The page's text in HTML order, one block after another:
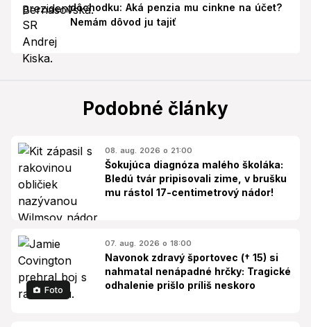
dôchodku: Aká penzia mu cinkne na účet?
Nemám dôvod ju tajiť
Podobné články
08. aug. 2026 o 21:00
Šokujúca diagnóza malého školáka:
Bledú tvár pripisovali zime, v brušku
mu rástol 17-centimetrový nádor!
Foto
07. aug. 2026 o 18:00
Navonok zdravý športovec († 15) si
nahmatal nenápadné hrčky: Tragické
odhalenie prišlo príliš neskoro